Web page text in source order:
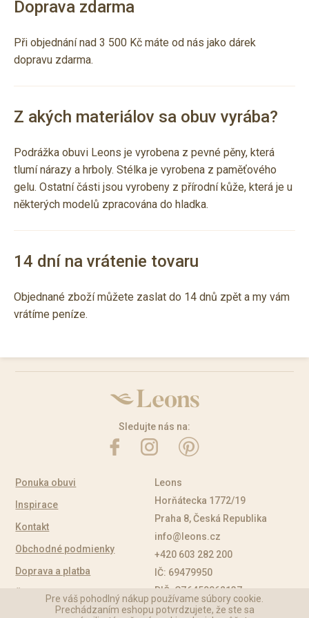
Doprava zdarma
Při objednání nad 3 500 Kč máte od nás jako dárek
dopravu zdarma.
Z akých materiálov sa obuv vyrába?
Podrážka obuvi Leons je vyrobena z pevné pěny, která
tlumí nárazy a hrboly. Stélka je vyrobena z paměťového
gelu. Ostatní části jsou vyrobeny z přírodní kůže, která je u
některých modelů zpracována do hladka.
14 dní na vrátenie tovaru
Objednané zboží můžete zaslat do 14 dnů zpět a my vám
vrátíme peníze.
Ponuka obuvi
Inspirace
Kontakt
Obchodné podmienky
Doprava a platba
Časté otázky
Leons
Horňátecka 1772/19
Praha 8, Česká Republika
info@leons.cz
+420 603 282 200
IČ: 69479950
DIČ: CZ6459062137
Sledujte nás na:
Pre váš pohodlný nákup používame súbory cookie.
Prechádzaním eshopu potvrdzujete, že ste sa